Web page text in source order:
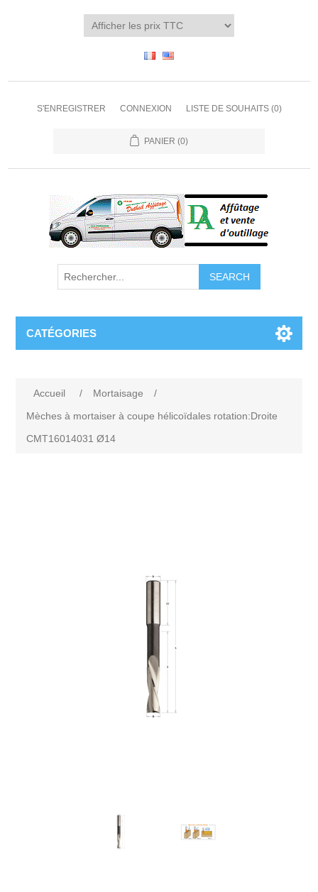
S'ENREGISTRER CONNEXION LISTE DE SOUHAITS (0)
PANIER (0)
CATÉGORIES
Accueil / Mortaisage
/
Mèches à mortaiser à coupe hélicoïdales rotation:Droite
CMT16014031 Ø14